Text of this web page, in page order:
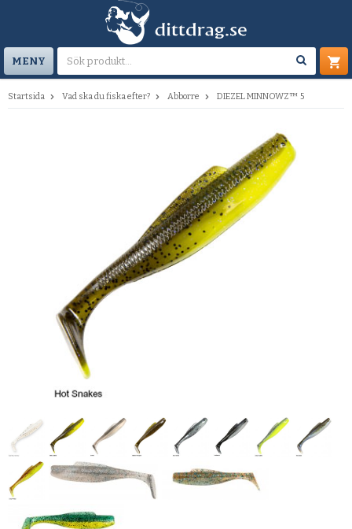
MENY
Startsida Vad ska du fiska efter? Abborre DIEZEL MINNOWZ™ 5